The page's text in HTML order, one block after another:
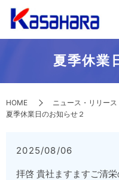
夏季休業
HOME ニュース・リリース
夏季休業日のお知らせ２
2025/08/06
拝啓 貴社ますますご清栄